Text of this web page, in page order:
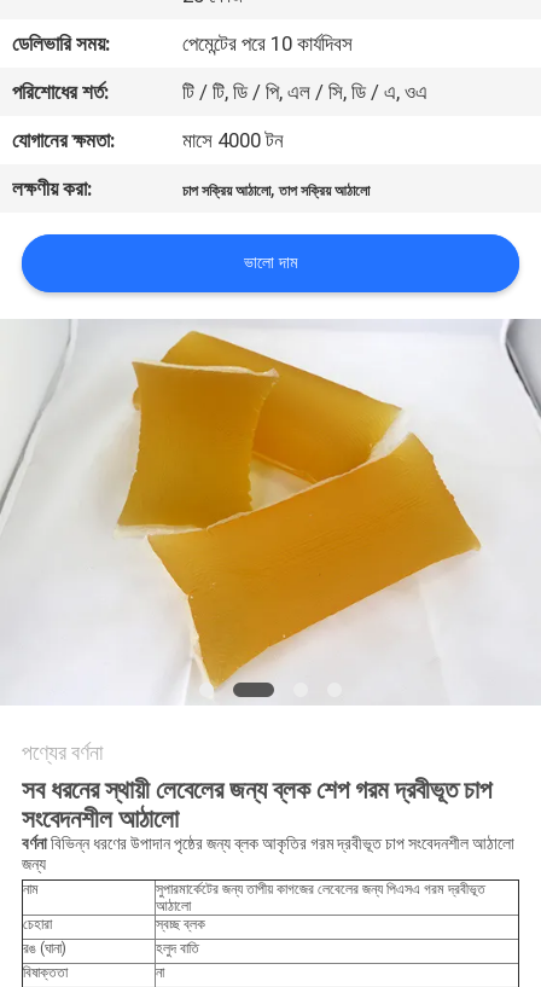
সাথে
যোগাযোগ
খবর
মামলা
একটি
উদ্ধৃতি
অনুরোধ
সাইট
ডেলিভারি সময়:
পেমেন্টের পরে 10 কার্যদিবস
পরিশোধের শর্ত:
টি / টি, ডি / পি, এল / সি, ডি / এ, ওএ
যোগানের ক্ষমতা:
মাসে 4000 টন
লক্ষণীয় করা:
চাপ সক্রিয় আঠালো,তাপ সক্রিয় আঠালো
ভালো দাম
পণ্যের বর্ণনা
সব ধরনের স্থায়ী লেবেলের জন্য ব্লক শেপ গরম দ্রবীভূত চাপ
সংবেদনশীল আঠালো
বর্ণনাবিভিন্ন ধরণের উপাদান পৃষ্ঠের জন্য ব্লক আকৃতির গরম দ্রবীভূত চাপ সংবেদনশীল আঠালো
জন্য
নাম
সুপারমার্কেটের জন্য তাপীয় কাগজের লেবেলের জন্য পিএসএ গরম দ্রবীভূত
আঠালো
চেহারা
স্বচ্ছ ব্লক
রঙ (ঘানা)
হলুদ বাতি
বিষাক্ততা
না